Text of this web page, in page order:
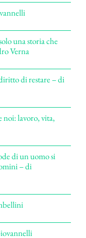
una storia che
Verna
di restare – di
lavoro, vita,
di un uomo si
– di